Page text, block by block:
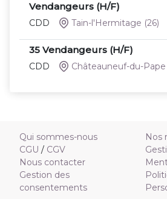
Vendangeurs (H/F)
CDD Tain-l'Hermitage (26)
35 Vendangeurs (H/F)
CDD Châteauneuf-du-Pape
Qui sommes-nous
CGU / CGV
Nous contacter
Gestion des
consentements
Nos